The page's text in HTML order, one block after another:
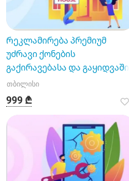
Რეკლამირება პრემიუმ
უძრავი ქონების
გაქირავებასა და გაყიდვაში
თბილისი
999 ₾